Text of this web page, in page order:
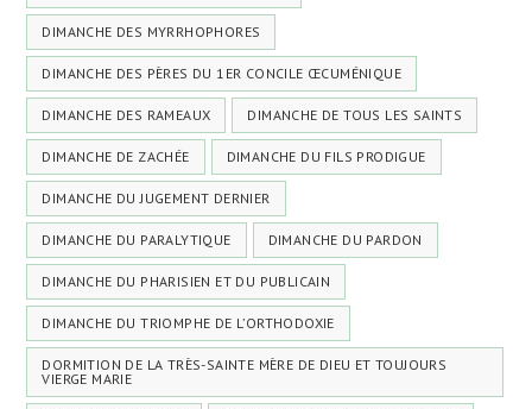
DIMANCHE DES MYRRHOPHORES
DIMANCHE DES PÈRES DU 1ER CONCILE ŒCUMÉNIQUE
DIMANCHE DES RAMEAUX DIMANCHE DE TOUS LES SAINTS
DIMANCHE DE ZACHÉE DIMANCHE DU FILS PRODIGUE
DIMANCHE DU JUGEMENT DERNIER
DIMANCHE DU PARALYTIQUE DIMANCHE DU PARDON
DIMANCHE DU PHARISIEN ET DU PUBLICAIN
DIMANCHE DU TRIOMPHE DE L’ORTHODOXIE
DORMITION DE LA TRÈS-SAINTE MÈRE DE DIEU ET TOUJOURS
VIERGE MARIE